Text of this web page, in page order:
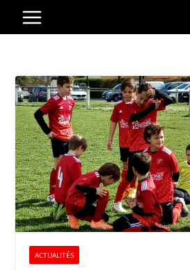
Passer
ACTUALITÉS